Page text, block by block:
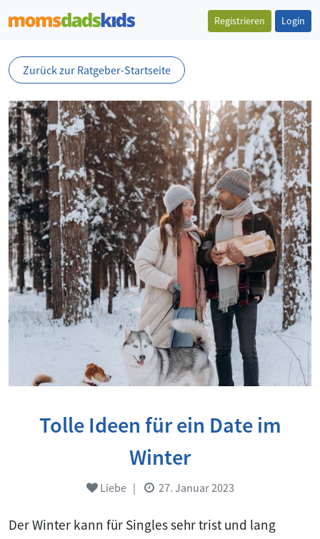
Registrieren Login
Zurück zur Ratgeber-Startseite
Tolle Ideen für ein Date im
Winter
Liebe| 27. Januar 2023
Der Winter kann für Singles sehr trist und lang